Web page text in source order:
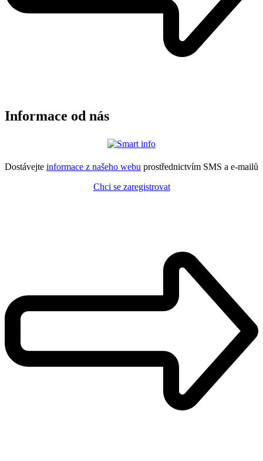
Informace od nás
Dostávejte informace z našeho webu prostřednictvím SMS a e-mailů
Chci se zaregistrovat